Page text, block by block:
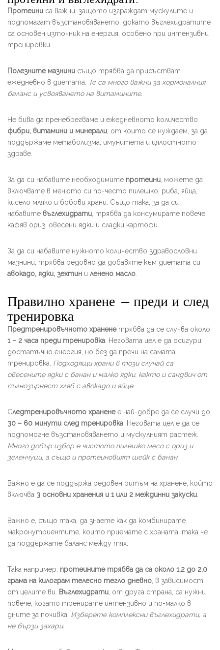
Протеини са важни, защото изграждат мускулите и
подпомагат възстановяването, докато въглехидратите
са основен източник на енергия, особено при интензивни
тренировки.
Полезните мазнини също трябва да присъстват
ежедневно в диетата.
Те са много важни за хормоналния
баланс и усвояването на витамините.
Не бива да пренебрегваме и ежедневното количество
фибри, витамини и минерали , от които се нуждаем, за да
поддържаме метаболизма, имунитета и цялостното
здраве.
За да си набавите необходимите протеини , можете да
включвате в менюто си по-често пилешко, риба, яйца,
кисело мляко и бобови храни. Също така, за да си
набавите въглехидрати , трябва да консумирате повече
кафяв ориз, овесени ядки и сладки картофи.
За да си набавите нужното количество здравословни
мазнини, трябва редовно да добавяте към диетата си
авокадо, ядки, зехтин и ленено масло
Правилно хранене – преди и след
тренировка
Предтренировъчното храненетрябва да се случва около
1 – 2 часа преди тренировка . Неговата цел е да осигури
достатъчно енергия, но без да пречи на самата
тренировка. Подходящи храни в този случай са
овесените ядки с банан и малко ядки, както и сандвич от
пълнозърнест хляб с авокадо и яйце.
Следтренировъчното храненее най-добре да се случи до
30 – 60 минути след тренировка . Неговата цел е да се
подпомогне възстановяването и мускулният растеж.
Много добър избор е чистото пилешко месо с ориз и
зеленчуци, а също и протеиновият шейк с банан.
Важно е да се поддържа редовен ритъм на хранене, който
включва 3 основни хранения и 1 или 2 междинни закуски
Важно е, също така, да знаете как да комбинирате
макронутриентите, които приемате с храната, така че
да поддържате баланс между тях.
Така например, протеините трябва да са около 1,2 до 2,0
грама на килограм телесно тегло дневно , в зависимост
от целите ви.
Въглехидрати , от друга страна, са нужни
повече, когато тренирате интензивно и по-малко в
дните за почивка. Изберете комплексни въглехидрати, а
не бързи захари.